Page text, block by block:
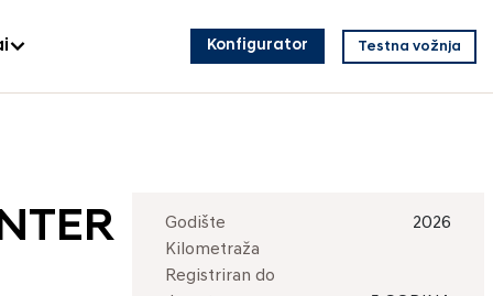
Konfigurator Testna vožnja
Godište
2026
Kilometraža
Registriran do